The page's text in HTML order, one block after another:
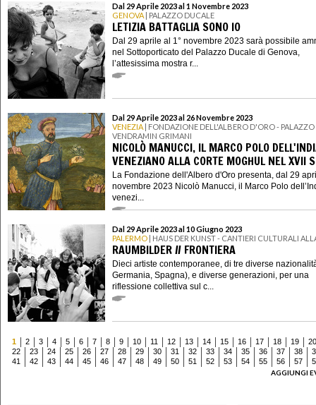
Dal 29 Aprile 2023 al 1 Novembre 2023
GENOVA | PALAZZO DUCALE
LETIZIA BATTAGLIA SONO IO
Dal 29 aprile al 1° novembre 2023 sarà possibile
nel Sottoporticato del Palazzo Ducale di Genova,
l’attesissima mostra r...
Dal 29 Aprile 2023 al 26 Novembre 2023
VENEZIA | FONDAZIONE DELL'ALBERO D'ORO - PALAZZO
VENDRAMIN GRIMANI
NICOLÒ MANUCCI, IL MARCO POLO
VENEZIANO ALLA CORTE MOGHUL NEL XVII
La Fondazione dell'Albero d'Oro presenta, dal 29
novembre 2023 Nicolò Manucci, il Marco Polo
venezi...
Dal 29 Aprile 2023 al 10 Giugno 2023
PALERMO | HAUS DER KUNST - CANTIERI CULTURALI
RAUMBILDER // FRONTIERA
Dieci artiste contemporanee, di tre diverse
Germania, Spagna), e diverse generazioni, per una
riflessione collettiva sul c...
1 2 3 4 5 6 7 8 9 10 11 12 13 14 15 16 17 18 19
20
22
23 24 25 26 27 28 29 30 31 32 33 34 35 36 37 38
41
42 43 44 45 46 47 48 49 50 51 52 53 54 55 56 57
AGGIUNGI